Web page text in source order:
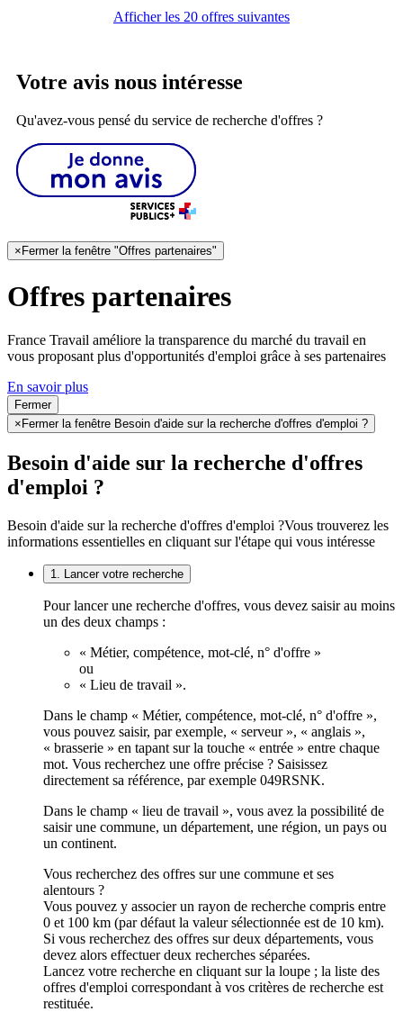
Afficher les 20 offres suivantes
Votre avis nous intéresse
Qu'avez-vous pensé du service de recherche d'offres ?
× Fermer la fenêtre "Offres partenaires"
Offres partenaires
France Travail améliore la transparence du marché du travail en
vous proposant plus d'opportunités d'emploi grâce à ses partenaires
En savoir plus
Fermer
× Fermer la fenêtre Besoin d'aide sur la recherche d'offres d'emploi ?
Besoin d'aide sur la recherche d'offres
d'emploi ?
Besoin d'aide sur la recherche d'offres d'emploi ?Vous trouverez les
informations essentielles en cliquant sur l'étape qui vous intéresse
1. Lancer votre recherche
Pour lancer une recherche d'offres, vous devez saisir au moins
un des deux champs :
« Métier, compétence, mot-clé, n° d'offre »
ou
« Lieu de travail ».
Dans le champ « Métier, compétence, mot-clé, n° d'offre »,
vous pouvez saisir, par exemple, « serveur », « anglais »,
« brasserie » en tapant sur la touche « entrée » entre chaque
mot. Vous recherchez une offre précise ? Saisissez
directement sa référence, par exemple 049RSNK.
Dans le champ « lieu de travail », vous avez la possibilité de
saisir une commune, un département, une région, un pays ou
un continent.
Vous recherchez des offres sur une commune et ses
alentours ?
Vous pouvez y associer un rayon de recherche compris entre
0 et 100 km (par défaut la valeur sélectionnée est de 10 km).
Si vous recherchez des offres sur deux départements, vous
devez alors effectuer deux recherches séparées.
Lancez votre recherche en cliquant sur la loupe ; la liste des
offres d'emploi correspondant à vos critères de recherche est
restituée.